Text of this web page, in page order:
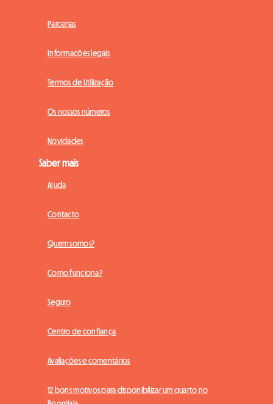
Parcerias
Informações legais
Termos de Utilização
Os nossos números
Novidades
Saber mais
Ajuda
Contacto
Quem somos?
Como funciona?
Seguro
Centro de confiança
Avaliações e comentários
12 bons motivos para disponibilizar um quarto no